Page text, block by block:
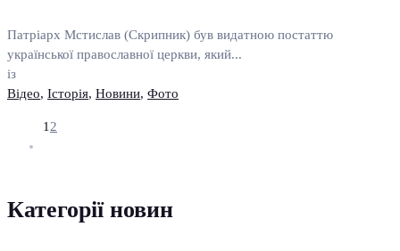
Патріарх Мстислав (Скрипник) був видатною постаттю
української православної церкви, який...
із
Відео, Історія, Новини, Фото
1 2
Категорії новин